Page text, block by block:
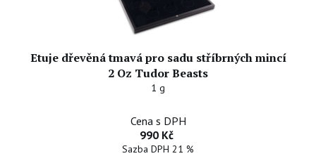
Etuje dřevěná tmavá pro sadu stříbrných mincí
2 Oz Tudor Beasts
1 g
Cena s DPH
990 Kč
Sazba DPH 21 %